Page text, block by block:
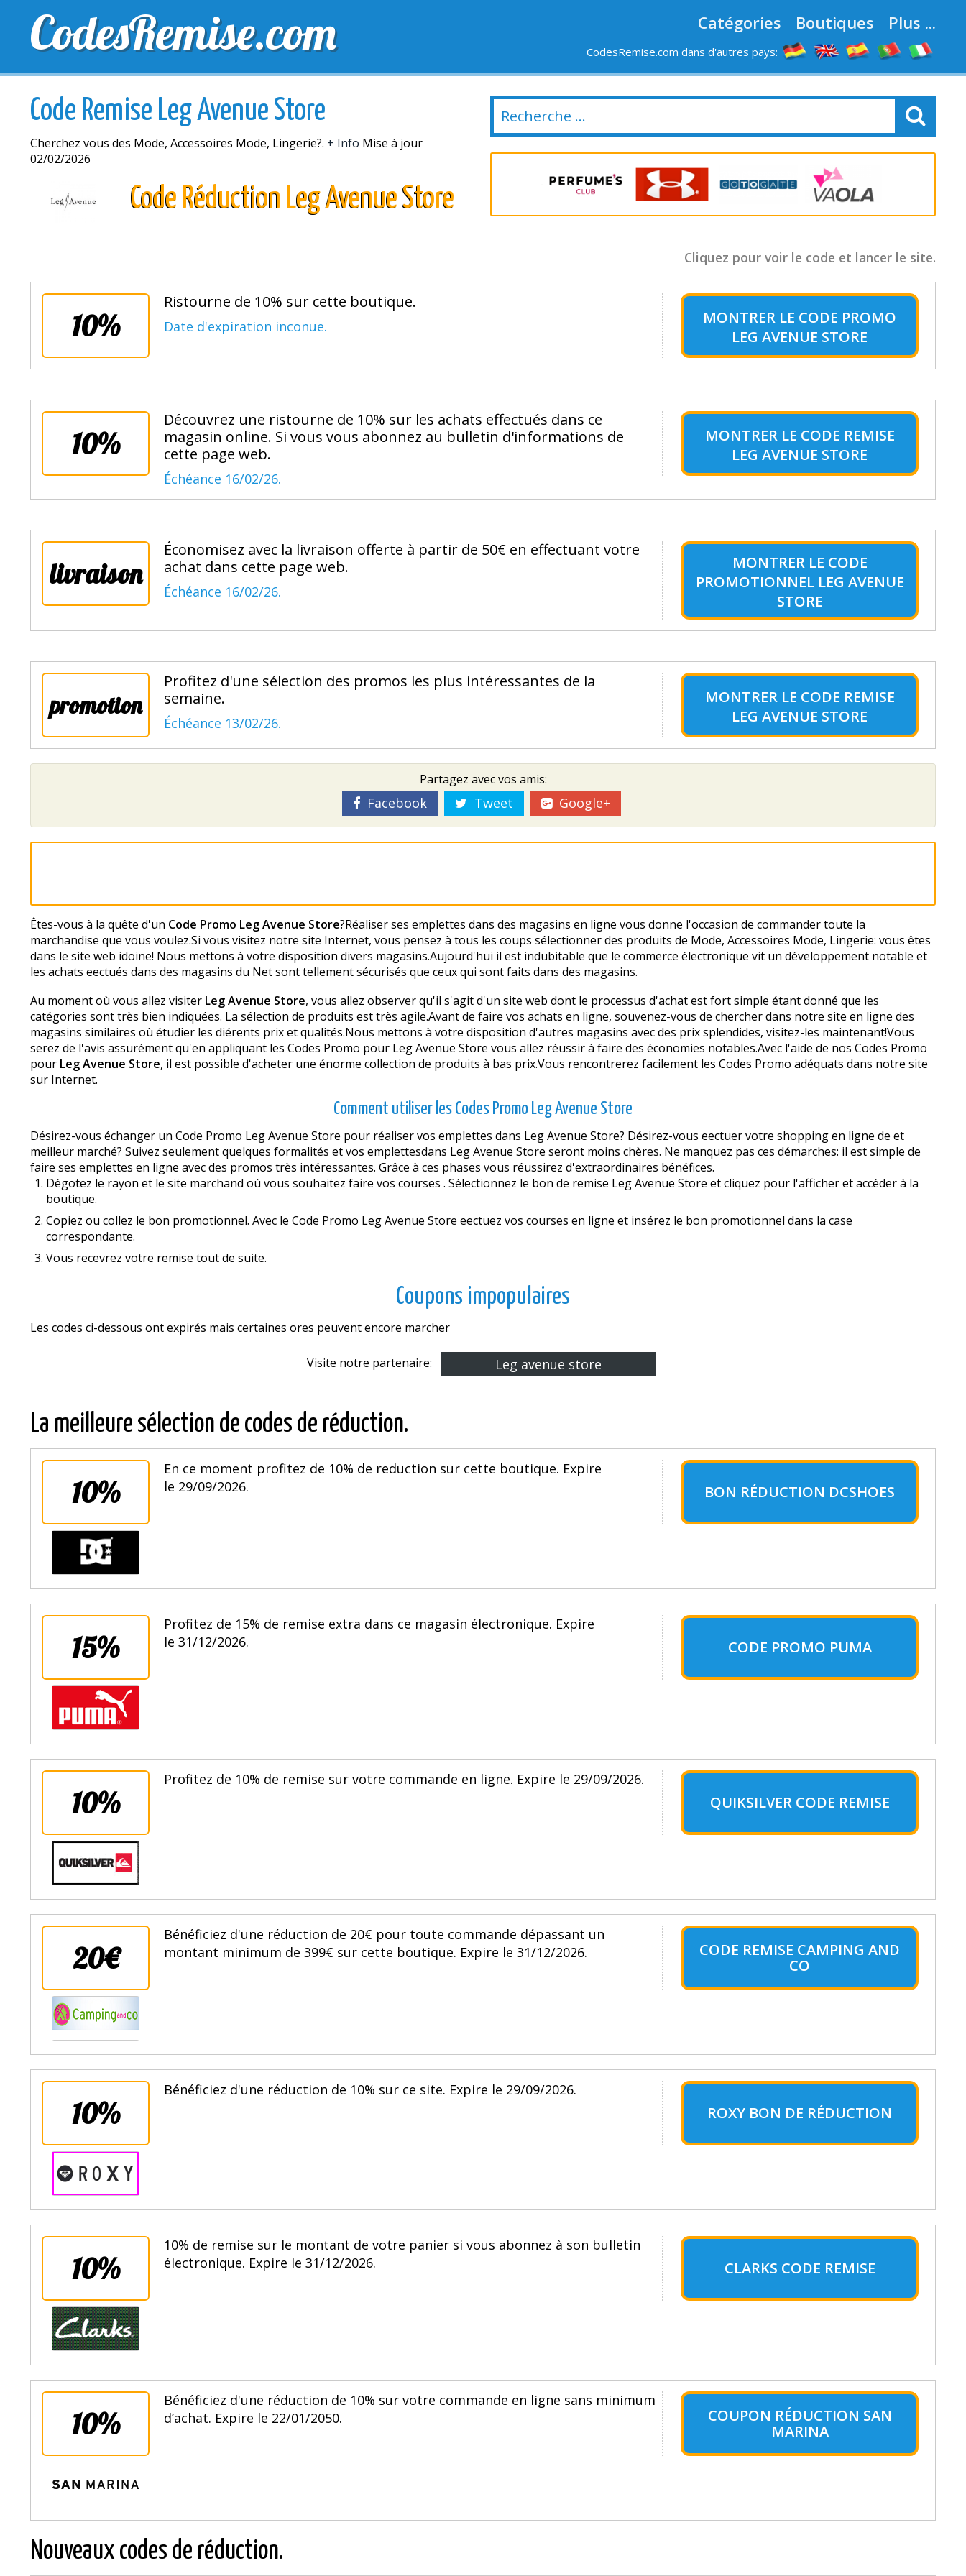
CodesRemise.com Catégories Boutiques Plus ...
CodesRemise.com dans d'autres pays:
MEILLEURS CODES PROMO DERNIERS JOURS NOUVELLES MAGASINS
Code Remise Leg Avenue Store
Cherchez vous des Mode, Accessoires Mode, Lingerie?. + Info Mise à jour
02/02/2026
Code Réduction Leg Avenue Store
Cliquez pour voir le code et lancer le site.
10%
Ristourne de 10% sur cette boutique.
Date d'expiration inconue. MONTRER LE CODE PROMO
LEG AVENUE STORE
10%
Découvrez une ristourne de 10% sur les achats effectués dans ce
magasin online. Si vous vous abonnez au bulletin d'informations de
cette page web.
Échéance 16/02/26.
MONTRER LE CODE REMISE
LEG AVENUE STORE
livraison
Économisez avec la livraison offerte à partir de 50€ en effectuant votre
achat dans cette page web.
Échéance 16/02/26.
MONTRER LE CODE
PROMOTIONNEL LEG AVENUE
STORE
promotion
Profitez d'une sélection des promos les plus intéressantes de la
semaine.
Échéance 13/02/26.
MONTRER LE CODE REMISE
LEG AVENUE STORE
Partagez avec vos amis:
Facebook Tweet Google+
Êtes-vous à la quête d'un Code Promo Leg Avenue Store?Réaliser ses emplettes dans des magasins en ligne vous donne l'occasion de commander toute la
marchandise que vous voulez.Si vous visitez notre site Internet, vous pensez à tous les coups sélectionner des produits de Mode, Accessoires Mode, Lingerie: vous êtes
dans le site web idoine! Nous mettons à votre disposition divers magasins.Aujourd'hui il est indubitable que le commerce électronique vit un développement notable et
les achats effectués dans des magasins du Net sont tellement sécurisés que ceux qui sont faits dans des magasins.
Au moment où vous allez visiter Leg Avenue Store, vous allez observer qu'il s'agit d'un site web dont le processus d'achat est fort simple étant donné que les
catégories sont très bien indiquées. La sélection de produits est très agile.Avant de faire vos achats en ligne, souvenez-vous de chercher dans notre site en ligne des
magasins similaires où étudier les différents prix et qualités.Nous mettons à votre disposition d'autres magasins avec des prix splendides, visitez-les maintenant!Vous
serez de l'avis assurément qu'en appliquant les Codes Promo pour Leg Avenue Store vous allez réussir à faire des économies notables.Avec l'aide de nos Codes Promo
pour Leg Avenue Store, il est possible d'acheter une énorme collection de produits à bas prix.Vous rencontrerez facilement les Codes Promo adéquats dans notre site
sur Internet.
Comment utiliser les Codes Promo Leg Avenue Store
Désirez-vous échanger un Code Promo Leg Avenue Store pour réaliser vos emplettes dans Leg Avenue Store? Désirez-vous effectuer votre shopping en ligne de et
meilleur marché? Suivez seulement quelques formalités et vos emplettesdans Leg Avenue Store seront moins chères. Ne manquez pas ces démarches: il est simple de
faire ses emplettes en ligne avec des promos très intéressantes. Grâce à ces phases vous réussirez d'extraordinaires bénéfices.
Dégotez le rayon et le site marchand où vous souhaitez faire vos courses . Sélectionnez le bon de remise Leg Avenue Store et cliquez pour l'afficher et accéder à la
boutique.
Copiez ou collez le bon promotionnel. Avec le Code Promo Leg Avenue Store effectuez vos courses en ligne et insérez le bon promotionnel dans la case
correspondante.
Vous recevrez votre remise tout de suite.
Coupons impopulaires
Les codes ci-dessous ont expirés mais certaines offres peuvent encore marcher
Visite notre partenaire: Leg avenue store
La meilleure sélection de codes de réduction.
10%
En ce moment profitez de 10% de reduction sur cette boutique. Expire
le 29/09/2026.
BON RÉDUCTION DCSHOES
15%
Profitez de 15% de remise extra dans ce magasin électronique. Expire
le 31/12/2026.
CODE PROMO PUMA
10%
Profitez de 10% de remise sur votre commande en ligne. Expire le 29/09/2026.
QUIKSILVER CODE REMISE
20€
Bénéficiez d'une réduction de 20€ pour toute commande dépassant un
montant minimum de 399€ sur cette boutique. Expire le 31/12/2026.
CODE REMISE CAMPING AND
CO
10%
Bénéficiez d'une réduction de 10% sur ce site. Expire le 29/09/2026.
ROXY BON DE RÉDUCTION
10%
10% de remise sur le montant de votre panier si vous abonnez à son bulletin
électronique. Expire le 31/12/2026.
CLARKS CODE REMISE
10%
Bénéficiez d'une réduction de 10% sur votre commande en ligne sans minimum
d’achat. Expire le 22/01/2050.
COUPON RÉDUCTION SAN
MARINA
Nouveaux codes de réduction.